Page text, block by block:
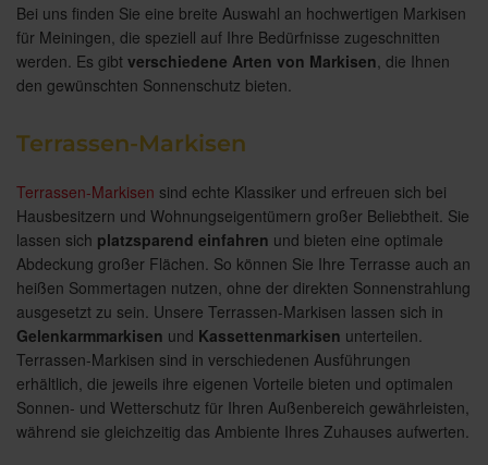
Bei uns finden Sie eine breite Auswahl an hochwertigen Markisen
für Meiningen, die speziell auf Ihre Bedürfnisse zugeschnitten
werden. Es gibt verschiedene Arten von Markisen , die Ihnen
den gewünschten Sonnenschutz bieten.
Terrassen-Markisen
Terrassen-Markisen sind echte Klassiker und erfreuen sich bei
Hausbesitzern und Wohnungseigentümern großer Beliebtheit. Sie
lassen sich platzsparend einfahren und bieten eine optimale
Abdeckung großer Flächen. So können Sie Ihre Terrasse auch an
heißen Sommertagen nutzen, ohne der direkten Sonnenstrahlung
ausgesetzt zu sein. Unsere Terrassen-Markisen lassen sich in
Gelenkarmmarkisen und Kassettenmarkisen unterteilen.
Terrassen-Markisen sind in verschiedenen Ausführungen
erhältlich, die jeweils ihre eigenen Vorteile bieten und optimalen
Sonnen- und Wetterschutz für Ihren Außenbereich gewährleisten,
während sie gleichzeitig das Ambiente Ihres Zuhauses aufwerten.